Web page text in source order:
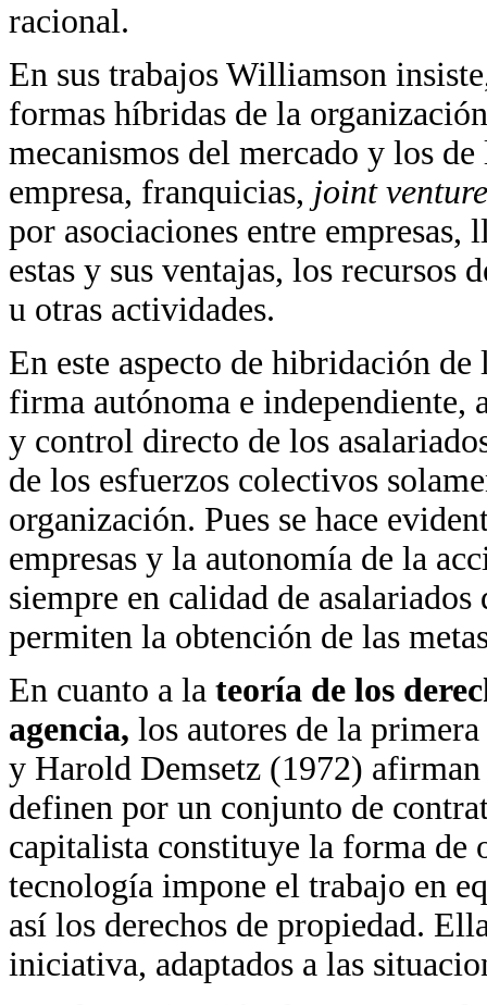
racional.
En sus trabajos Williamson
formas híbridas de la
mecanismos del mercado y los
empresa, franquicias, joint
por asociaciones entre empresas,
estas y sus ventajas, los recursos
u otras actividades.
En este aspecto de hibridación de
firma autónoma e independiente,
y control directo de los
de los esfuerzos colectivos
organización. Pues se hace
empresas y la autonomía de la
siempre en calidad de
permiten la obtención de las
En cuanto a la teoría de los
agencia, los autores de la
y Harold Demsetz (1972) afirman
definen por un conjunto de
capitalista constituye la forma de
tecnología impone el trabajo en
así los derechos de propiedad.
iniciativa, adaptados a las